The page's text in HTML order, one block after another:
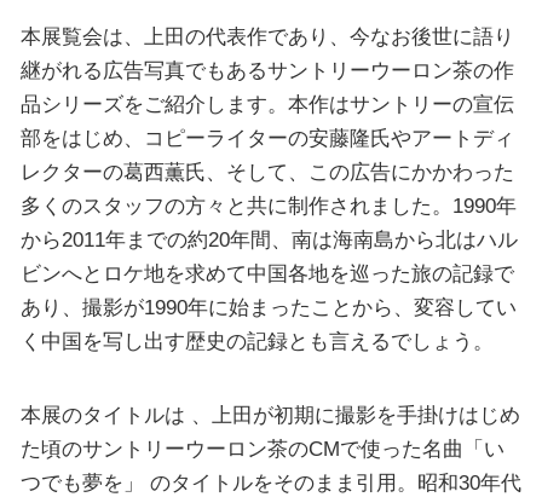
本展覧会は、上田の代表作であり、今なお後世に語り
継がれる広告写真でもあるサントリーウーロン茶の作
品シリーズをご紹介します。本作はサントリーの宣伝
部をはじめ、コピーライターの安藤隆氏やアートディ
レクターの葛⻄薫氏、そして、この広告にかかわった
多くのスタッフの方々と共に制作されました。1990年
から2011年までの約20年間、南は海南島から北はハル
ビンへとロケ地を求めて中国各地を巡った旅の記録で
あり、撮影が1990年に始まったことから、変容してい
く中国を写し出す歴史の記録とも言えるでしょう。
本展のタイトルは 、上⽥が初期に撮影を手掛けはじめ
た頃のサントリーウーロン茶のCMで使った名曲「い
つでも夢を」 のタイトルをそのまま引⽤。昭和30年代